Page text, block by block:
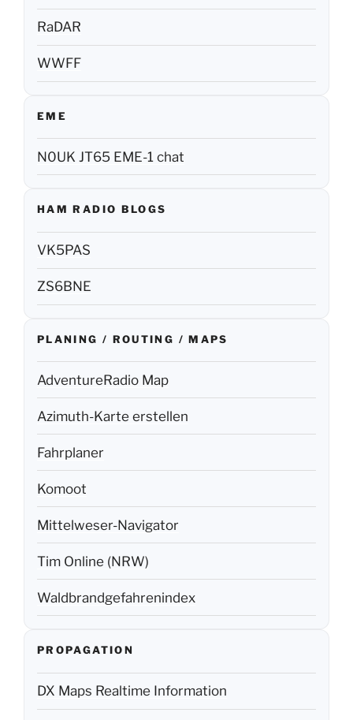
RaDAR
WWFF
EME
N0UK JT65 EME-1 chat
HAM RADIO BLOGS
VK5PAS
ZS6BNE
PLANING / ROUTING / MAPS
AdventureRadio Map
Azimuth-Karte erstellen
Fahrplaner
Komoot
Mittelweser-Navigator
Tim Online (NRW)
Waldbrandgefahrenindex
PROPAGATION
DX Maps Realtime Information